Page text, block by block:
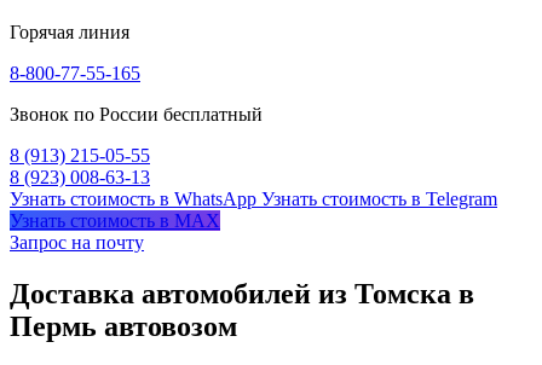
Горячая линия
8-800-77-55-165
Звонок по России бесплатный
8 (913) 215-05-55
8 (923) 008-63-13
Узнать стоимость в WhatsApp Узнать стоимость в Telegram
Узнать стоимость в MAX
Запрос на почту
Доставка автомобилей из Томска в
Пермь автовозом